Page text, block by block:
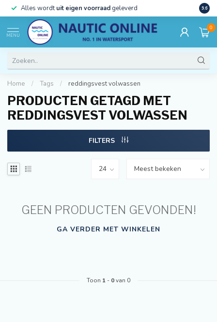
Alles wordtuit eigen voorraad geleverd 9.6
MENU
0
Home / Tags / reddingsvest volwassen
PRODUCTEN GETAGD MET
REDDINGSVEST VOLWASSEN
FILTERS
GEEN PRODUCTEN GEVONDEN!
GA VERDER MET WINKELEN
Toon 1 - 0van 0